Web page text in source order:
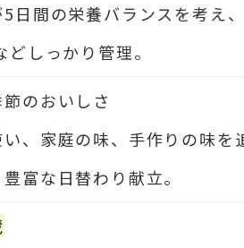
日間の栄養バランスを考え
どしっかり管理。
のおいしさ
、家庭の味、手作りの味を
富な日替わり献立。